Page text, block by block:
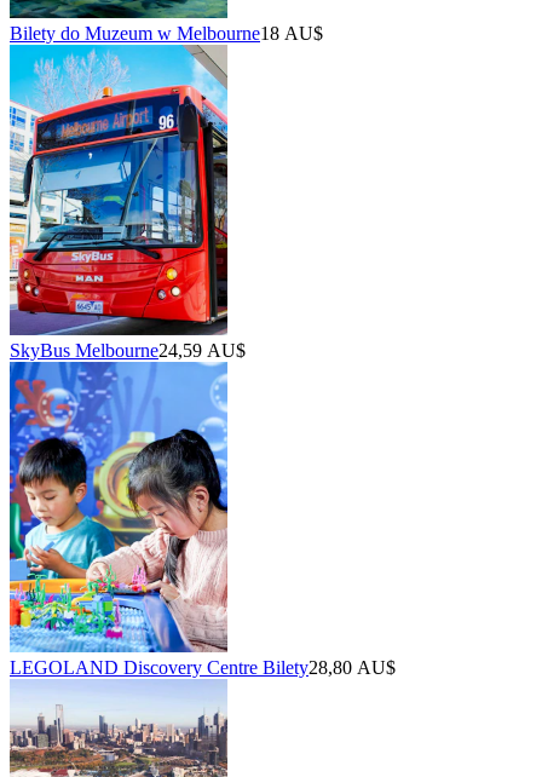
Bilety do Muzeum w Melbourne18 AU$
SkyBus Melbourne24,59 AU$
LEGOLAND Discovery Centre Bilety28,80 AU$